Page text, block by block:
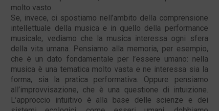
molto vasto.
Se, invece, ci spostiamo nell’ambito della comprensione
intellettuale della musica e in quello della performance
musicale, vediamo che la musica interessa ogni sfera
della vita umana. Pensiamo alla memoria, per esempio,
che è un dato fondamentale per l’essere umano: nella
musica è una tematica molto vasta e ne interessa sia la
forma, sia la pratica performativa. Oppure pensiamo
all’improvvisazione, che è una questione di intuizione.
L’approccio intuitivo è alla base delle scienze e dei